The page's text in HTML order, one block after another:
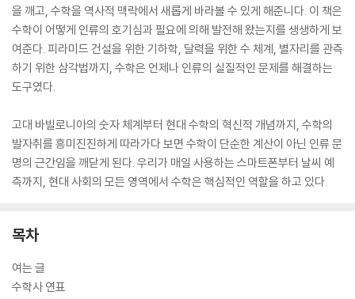
을 깨고, 수학을 역사적 맥락에서 새롭게 바라볼 수 있게 해준니다. 이 책은
수학이 어떻게 인류의 호기심과 필요에 의해 발전해 왔는지를 생생하게 보
여준다. 피라미드 건설을 위한 기하학, 달력을 위한 수 체계, 별자리를 관측
하기 위한 삼각법까지, 수학은 언제나 인류의 실질적인 문제를 해결하는
도구였다.
고대 바빌로니아의 숫자 체계부터 현대 수학의 혁신적 개념까지, 수학의
발자취를 흥미진진하게 따라가다 보면 수학이 단순한 계산이 아닌 인류 문
명의 근간임을 깨닫게 된다. 우리가 매일 사용하는 스마트폰부터 날씨 예
측까지, 현대 사회의 모든 영역에서 수학은 핵심적인 역할을 하고 있다.
목차
여는 글
수학사 연표